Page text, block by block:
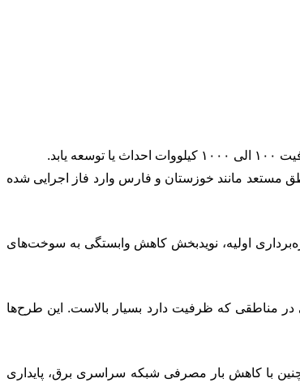
مستعد مانند خوزستان و فارس وارد فاز اجرایی شده
اولیه، نویدبخش کاهش وابستگی به سوخت‌های
در مناطقی که ظرفیت دارد بسیار بالاست. این طرح‌ها
با کاهش بار مصرفی شبکه سراسری برق، پایداری